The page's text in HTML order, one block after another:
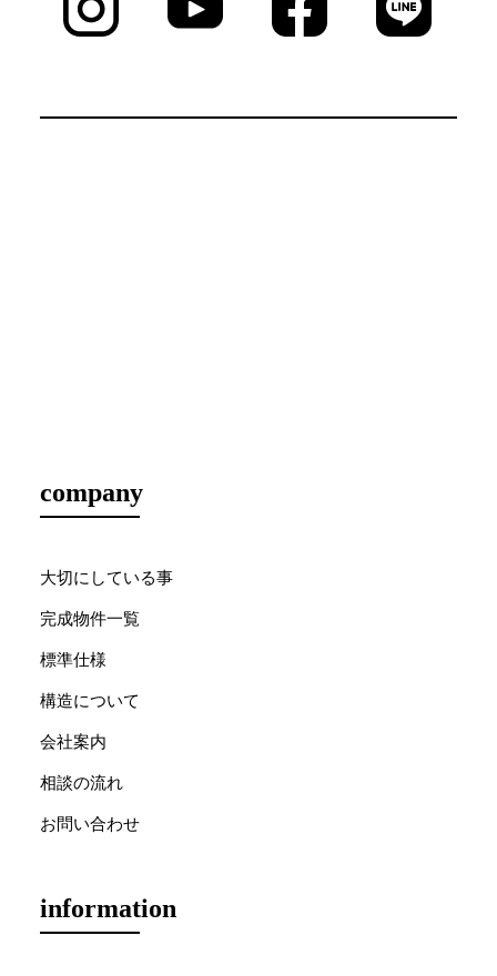
company
大切にしている事
完成物件一覧
標準仕様
構造について
会社案内
相談の流れ
お問い合わせ
information